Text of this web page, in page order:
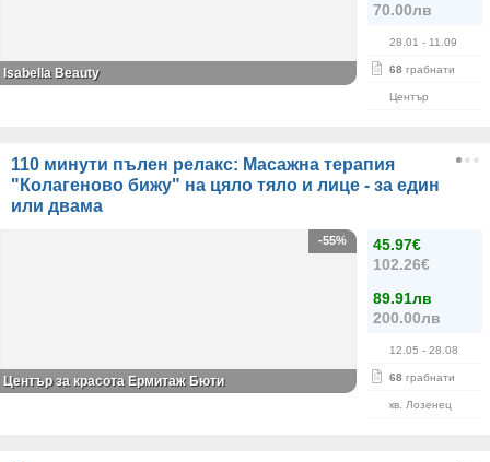
70.00лв
28.01 - 11.09
68 грабнати
Център
Isabella Beauty
110 минути пълен релакс: Масажна терапия
"Колагеново бижу" на цяло тяло и лице - за един
или двама
45.97€
102.26€
89.91лв
200.00лв
12.05 - 28.08
68 грабнати
кв. Лозенец
-55%
Център за красота Ермитаж Бюти